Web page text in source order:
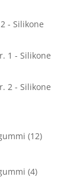
- Silikone
1 - Silikone
2 - Silikone
(12)
(4)